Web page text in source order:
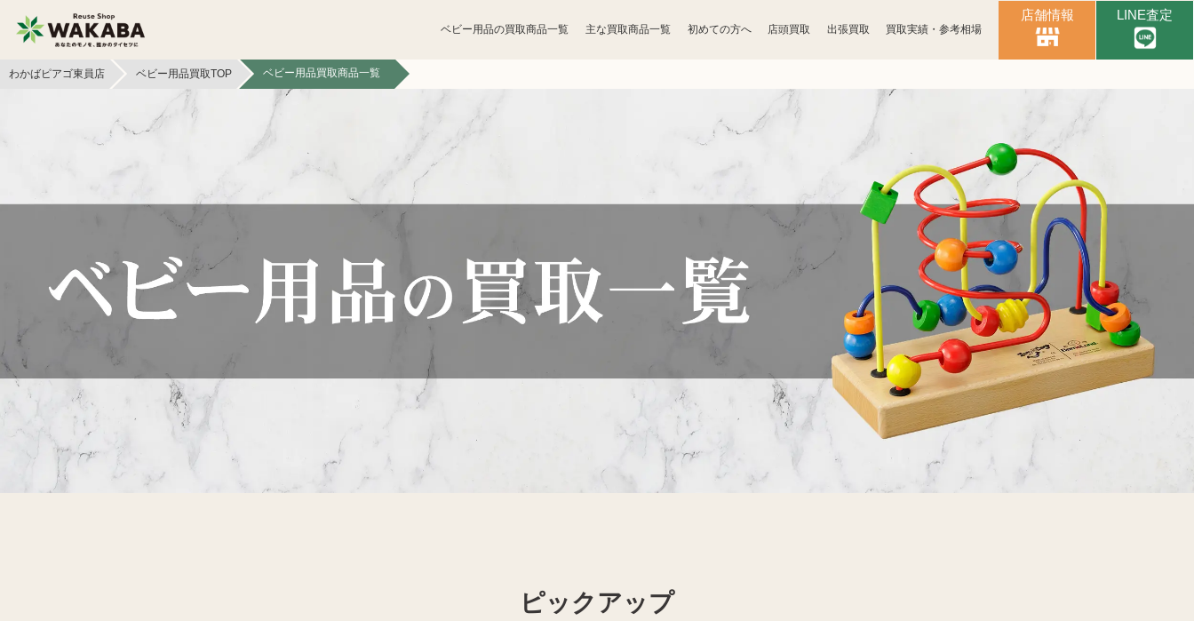
ベビー用品の買取商品一覧 主な買取商品一覧
金貨・銀貨買取
テレカ買取 カメラ買取
パソコン
周辺機器買取
スマホ買取
文具買取 骨董品買取 食器買取 楽器買取 金券買取
イヤホン
釣具買取 アパレル買取
おもちゃ買取 電子辞書買取 黒電話買取
無線機買取 携帯電話買取 Apple買取 仏具買取
初めての方へ 店頭買取 出張買取 買取実績・参考相場
店舗情報 LINE査定
わかばピアゴ東員店 ベビー用品買取TOP ベビー用品買取商品一覧
ピックアップ